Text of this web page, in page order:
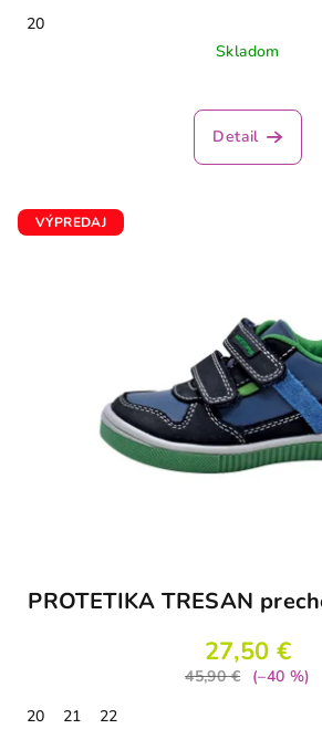
20
Skladom
hodnotenie
produktu
Detail
VÝPREDAJ
PROTETIKA TRESAN
27,50 €
45,90 €
(–40 %)
20
21
22